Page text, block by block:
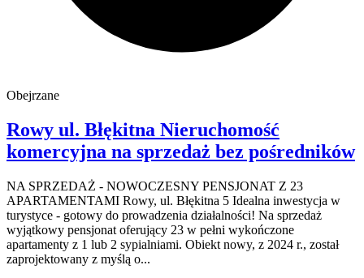
Obejrzane
Rowy ul. Błękitna Nieruchomość
komercyjna na sprzedaż bez pośredników
NA SPRZEDAŻ - NOWOCZESNY PENSJONAT Z 23
APARTAMENTAMI Rowy, ul. Błękitna 5 Idealna inwestycja w
turystyce - gotowy do prowadzenia działalności! Na sprzedaż
wyjątkowy pensjonat oferujący 23 w pełni wykończone
apartamenty z 1 lub 2 sypialniami. Obiekt nowy, z 2024 r., został
zaprojektowany z myślą o...